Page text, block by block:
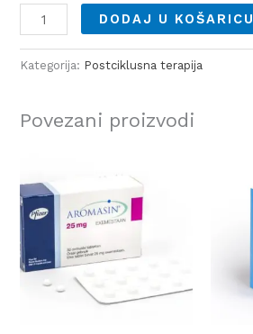
DODAJ U KOŠARICU
Kategorija: Postciklusna terapija
Povezani proizvodi